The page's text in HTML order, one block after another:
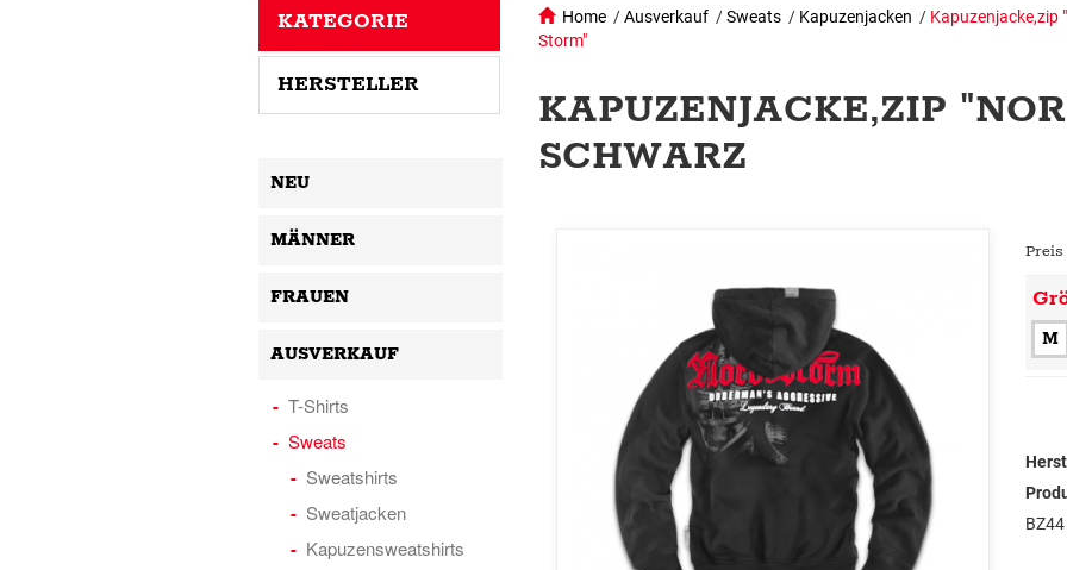
Home /Ausverkauf /Sweats / Kapuzenjacken / Kapuzenjacke,zip
Storm"
KAPUZENJACKE,ZIP
SCHWARZ
M
BZ44
KATEGORIE
HERSTELLER
NEU
MÄNNER
FRAUEN
AUSVERKAUF
T-Shirts
Sweats
Sweatshirts
Sweatjacken
Kapuzensweatshirts